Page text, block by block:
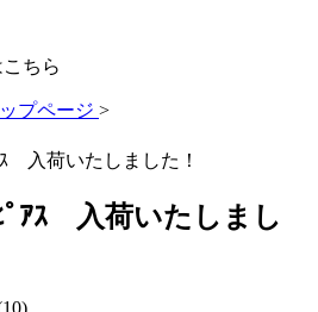
こちら
プページ >
荷いたしました！
ｽ 入荷いたしまし